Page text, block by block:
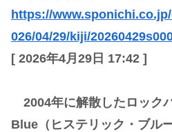
https://
026/04/29/kiji/
[ 2026年4月29日 17:42 ]
2004年に解散したロック
Blue（ヒステリック・ブル